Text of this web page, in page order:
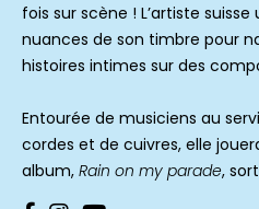
fois sur scène ! L’artiste
nuances de son timbre pour
histoires intimes sur des
Entourée de musiciens au
cordes et de cuivres, elle
album, Rain on my parade,